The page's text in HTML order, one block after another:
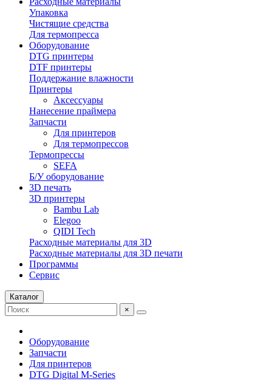
Упаковка
Чистящие средства
Для термопресса
Оборудование
DTG принтеры
DTF принтеры
Поддержание влажности
Принтеры
Аксессуары
Нанесение праймера
Запчасти
Для принтеров
Для термопрессов
Термопрессы
SEFA
Б/У оборудование
3D печать
3D принтеры
Bambu Lab
Elegoo
QIDI Tech
Расходные материалы для 3D
Расходные материалы для 3D печати
Программы
Сервис
Каталог
×
Оборудование
Запчасти
Для принтеров
DTG Digital M-Series